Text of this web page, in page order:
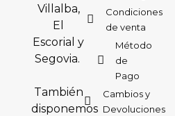
Villalba,
El
Escorial y
Segovia.
También
disponemos
Condiciones
de venta
Método
de
Pago
Cambios y
Devoluciones